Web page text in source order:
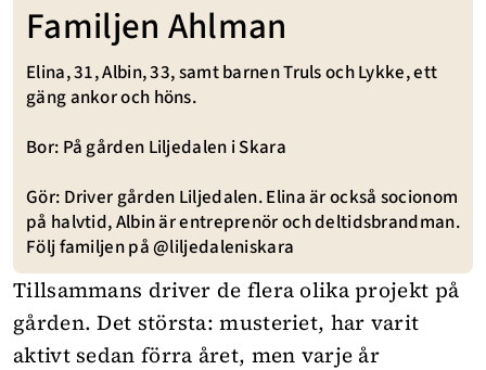
Familjen Ahlman
Elina, 31, Albin, 33, samt barnen Truls och Lykke, ett
gäng ankor och höns.
Bor: På gården Liljedalen i Skara
Gör: Driver gården Liljedalen. Elina är också socionom
på halvtid, Albin är entreprenör och deltidsbrandman.
Följ familjen på@liljedaleniskara
Tillsammans driver de flera olika projekt på
gården. Det största: musteriet, har varit
aktivt sedan förra året, men varje år